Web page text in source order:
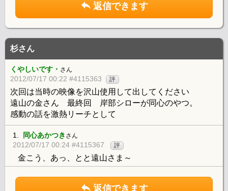
返信できます
杉さん
くやしいです・ さん
2012/07/17 00:22 #4115363 評
次回は当時の映像を沢山使用して出してください
遠山の金さん 最終回 岸部シローが同心のやつ。
感動の話を激熱リーチとして
1. 同心あかつき さん
2012/07/17 00:24 #4115367 評
金こう、あっ、とと遠山さま～
返信できます